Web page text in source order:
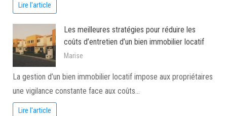
Lire l'article
Les meilleures stratégies pour réduire les
coûts d’entretien d’un bien immobilier locatif
Marise
La gestion d’un bien immobilier locatif impose aux propriétaires
une vigilance constante face aux coûts…
Lire l'article